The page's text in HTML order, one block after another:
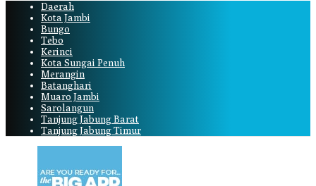
Daerah
Kota Jambi
Bungo
Tebo
Kerinci
Kota Sungai Penuh
Merangin
Batanghari
Muaro Jambi
Sarolangun
Tanjung Jabung Barat
Tanjung Jabung Timur